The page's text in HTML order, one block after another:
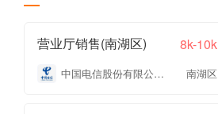
营业厅销售(南湖区) 8k-10k
中国电信股份有限公司嘉兴分公司 南湖区